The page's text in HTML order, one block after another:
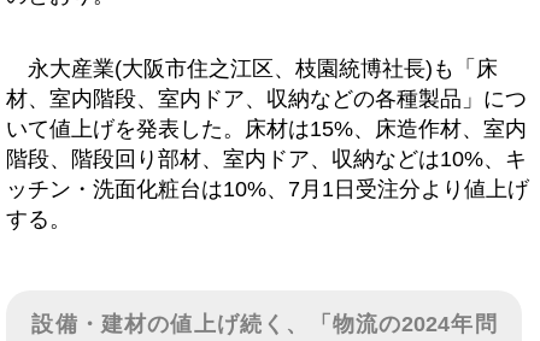
永大産業(大阪市住之江区、枝園統博社長)も「床
材、室内階段、室内ドア、収納などの各種製品」につ
いて値上げを発表した。床材は15%、床造作材、室内
階段、階段回り部材、室内ドア、収納などは10%、キ
ッチン・洗面化粧台は10%、7月1日受注分より値上げ
する。
設備・建材の値上げ続く、「物流の2024年問